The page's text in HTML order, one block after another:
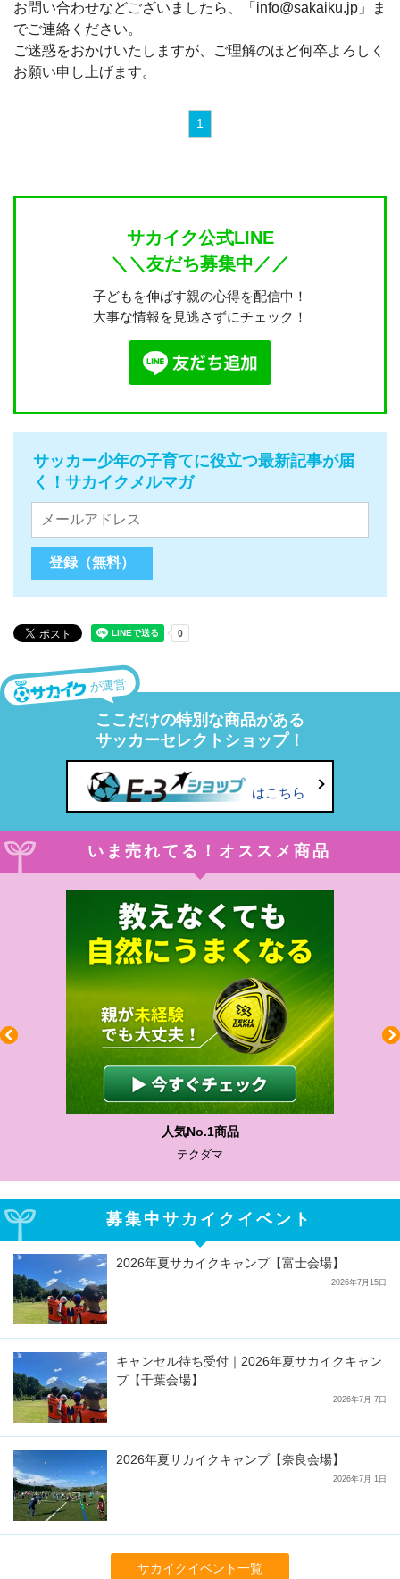
お問い合わせなどございましたら、「info@sakaiku.jp」ま
でご連絡ください。
ご迷惑をおかけいたしますが、ご理解のほど何卒よろしく
お願い申し上げます。
1
サカイク公式LINE
＼＼友だち募集中／／
子どもを伸ばす親の心得を配信中！
大事な情報を見逃さずにチェック！
サッカー少年の子育てに役立つ最新記事が届
く！サカイクメルマガ
が運営
ここだけの特別な商品がある
サッカーセレクトショップ！
はこちら
いま売れてる！オススメ商品
人気No.1商品
テクダマ
募集中サカイクイベント
2026年夏サカイクキャンプ【富士会場】
2026年7月15日
キャンセル待ち受付｜2026年夏サカイクキャン
プ【千葉会場】
2026年7月 7日
2026年夏サカイクキャンプ【奈良会場】
2026年7月 1日
サカイクイベント一覧